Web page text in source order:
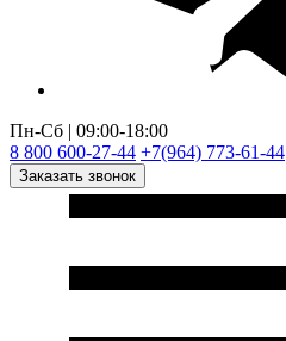
Пн-Сб | 09:00-18:00
8 800 600-27-44 +7(964) 773-61-44
Заказать звонок